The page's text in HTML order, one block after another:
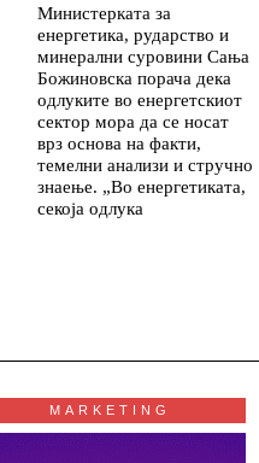
Министерката за
енергетика, рударство и
минерални суровини Сања
Божиновска порача дека
одлуките во енергетскиот
сектор мора да се носат
врз основа на факти,
темелни анализи и стручно
знаење. „Во енергетиката,
секоја одлука
MARKETING